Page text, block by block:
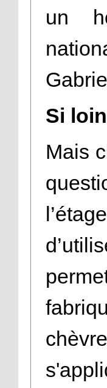
un
Si
Mais